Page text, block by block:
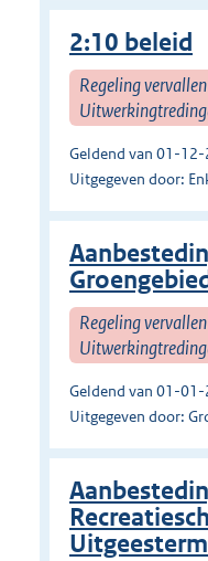
2:10 beleid
Regeling
Geldend van 01-
Uitgegeven door:
Regeling
Geldend van 01-
Uitgegeven door: